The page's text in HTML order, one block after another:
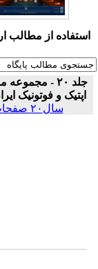
استفاده از مطالب
جلد ۲۰ -
اپتیک و فوتونیک ایران
سال۲۰ صفحات ۴۱۲-۴۰۹